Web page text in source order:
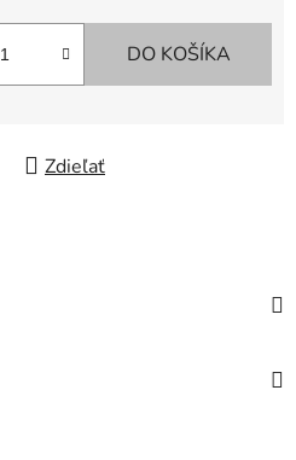
DO KOŠÍKA
Zdieľať